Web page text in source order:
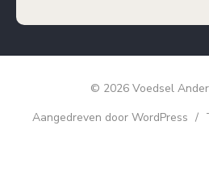
© 2026 Voedsel
Aangedreven door WordPress /